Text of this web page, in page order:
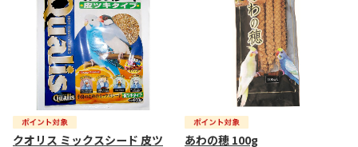
クオリス ミックスシード 皮ツ
あわの穂 100g